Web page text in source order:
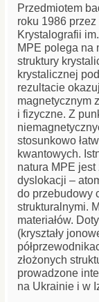
Przedmiotem
roku 1986
Krystalografii
MPE polega na
struktury
krystalicznej
rezultacie
magnetycznym
i fizyczne. Z
stosunkowo
kwantowych.
natura MPE
dyslokacji –
do przebudowy
strukturalnymi.
materiałów.
(kryształy
złożonych
prowadzone
na Ukrainie i w